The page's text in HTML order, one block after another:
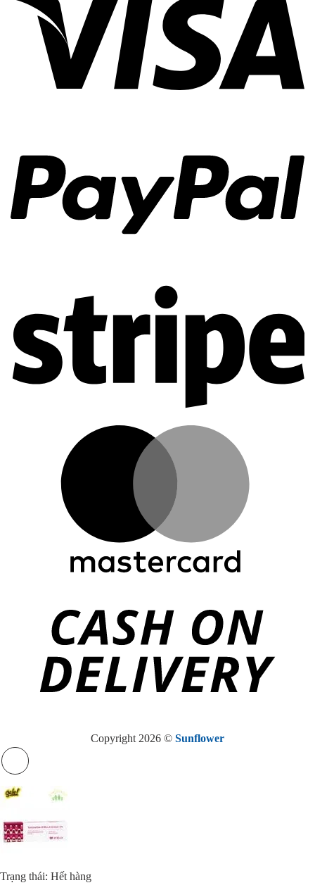
Copyright 2026 © Sunflower
Trạng thái: Hết hàng